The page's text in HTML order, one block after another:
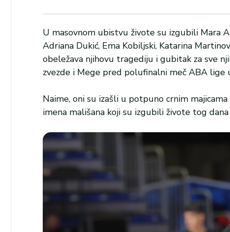
U masovnom ubistvu živote su izgubili Mara
Adriana Dukić, Ema Kobiljski, Katarina
obeležava njihovu tragediju i gubitak za sve
zvezde i Mege pred polufinalni meč ABA lige
Naime, oni su izašli u potpuno crnim
imena mališana koji su izgubili živote tog